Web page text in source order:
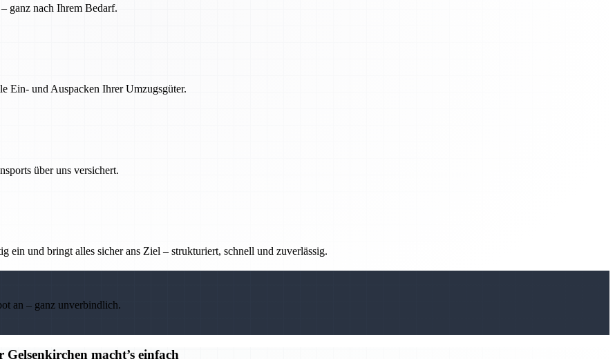
ganz nach Ihrem Bedarf.
Ein- und Auspacken Ihrer Umzugsgüter.
über uns versichert.
ein und bringt alles sicher ans Ziel – strukturiert, schnell und zuverlässig.
an – ganz unverbindlich.
macht’s einfach